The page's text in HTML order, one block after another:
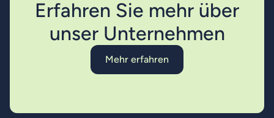
Erfahren Sie mehr über
unser Unternehmen
Mehr erfahren